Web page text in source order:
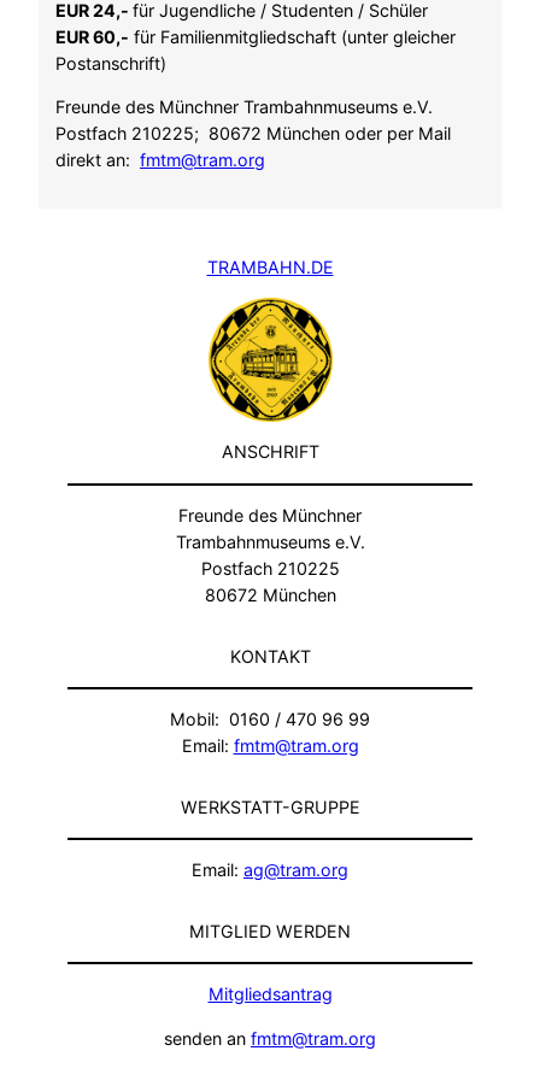
EUR 24,- für Jugendliche / Studenten / Schüler
EUR 60,- für Familienmitgliedschaft (unter gleicher
Postanschrift)
Freunde des Münchner Trambahnmuseums e.V.
Postfach 210225; 80672 München oder per Mail
direkt an: fmtm@tram.org
TRAMBAHN.DE
ANSCHRIFT
Freunde des Münchner
Trambahnmuseums e.V.
Postfach 210225
80672 München
KONTAKT
Mobil: 0160 / 470 96 99
Email: fmtm@tram.org
WERKSTATT-GRUPPE
Email: ag@tram.org
MITGLIED WERDEN
Mitgliedsantrag
senden an fmtm@tram.org